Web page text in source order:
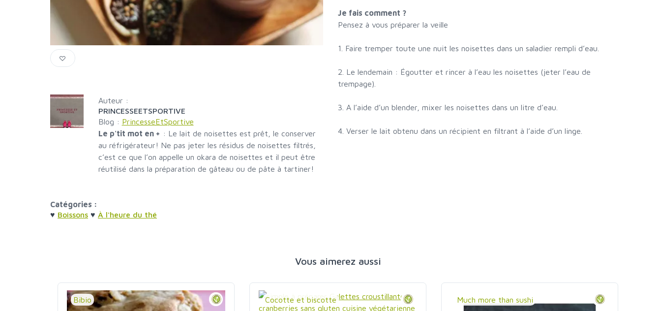
Auteur :
PRINCESSEETSPORTIVE
Blog : PrincesseEtSportive
Le p'tit mot en + : Le lait de noisettes est prêt, le conserver
au réfrigérateur! Ne pas jeter les résidus de noisettes filtrés,
c’est ce que l’on appelle un okara de noisettes et il peut être
réutilisé dans la préparation de gâteau ou de pâte à tartiner!
Catégories :
♥ Boissons ♥ À l'heure du thé
Je fais comment ?
Pensez à vous préparer la veille
1. Faire tremper toute une nuit les noisettes dans un saladier rempli d’eau.
2. Le lendemain : Égoutter et rincer à l’eau les noisettes (jeter l’eau de
trempage).
3. A l’aide d’un blender, mixer les noisettes dans un litre d’eau.
4. Verser le lait obtenu dans un récipient en filtrant à l’aide d’un linge.
Vous aimerez aussi
Bibio Cocotte et biscotte Much more than sushi